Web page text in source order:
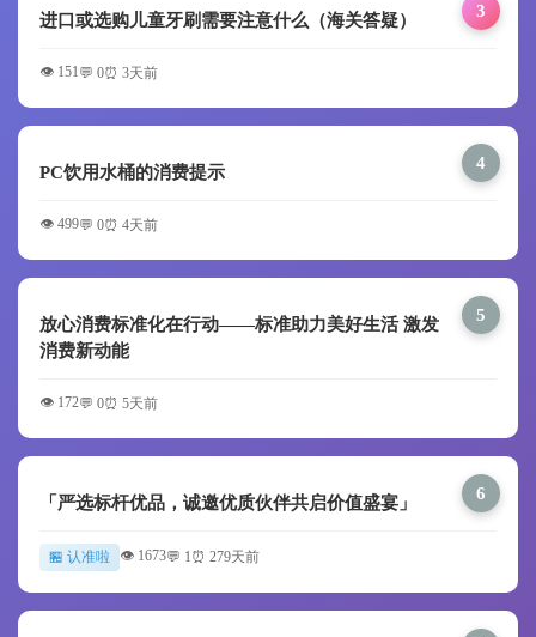
3
进口或选购儿童牙刷需要注意什么（海关答疑）
👁️ 151💬 0⏰ 3天前
4
PC饮用水桶的消费提示
👁️ 499💬 0⏰ 4天前
5
放心消费标准化在行动——标准助力美好生活 激发
消费新动能
👁️ 172💬 0⏰ 5天前
6
「严选标杆优品，诚邀优质伙伴共启价值盛宴」
🏪 认准啦 👁️ 1673💬 1⏰ 279天前